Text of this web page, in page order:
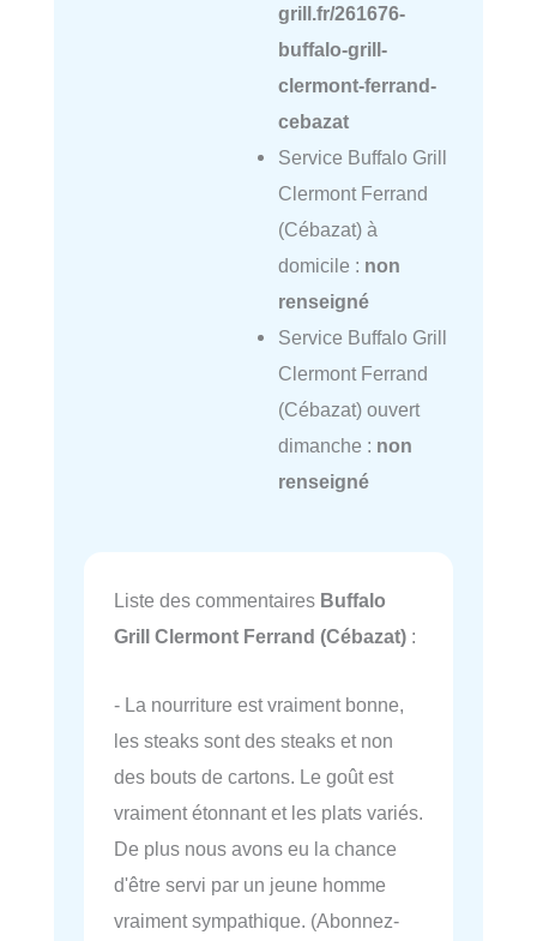
grill.fr/261676-
buffalo-grill-
clermont-ferrand-
cebazat
Service Buffalo Grill
Clermont Ferrand
(Cébazat) à
domicile : non
renseigné
Service Buffalo Grill
Clermont Ferrand
(Cébazat) ouvert
dimanche : non
renseigné
Liste des commentaires Buffalo
Grill Clermont Ferrand (Cébazat) :
- La nourriture est vraiment bonne,
les steaks sont des steaks et non
des bouts de cartons. Le goût est
vraiment étonnant et les plats variés.
De plus nous avons eu la chance
d'être servi par un jeune homme
vraiment sympathique. (Abonnez-